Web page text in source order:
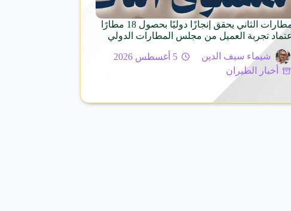
تجمّع مطارات الثاني يحقق إنجازًا دوليًا بحصول 18 مطارًا
تجربة العميل من مجلس المطارات الدولي
شيماء سيف الدين
5 أغسطس 2026
أخبار الطيران